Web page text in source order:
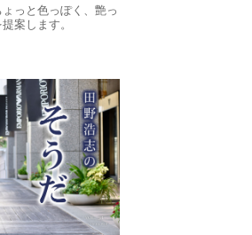
っと色っぽく、艶っ
案します。